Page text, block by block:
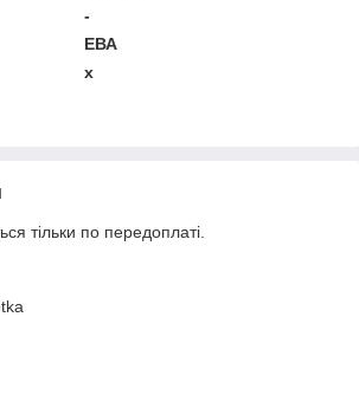
-
ЕВА
x
тільки по передоплаті.